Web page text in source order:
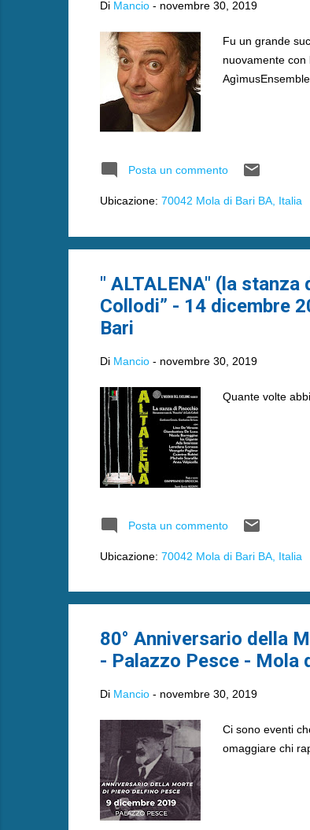
Di Mancio - novembre 30, 2019
Fu un grande
nuovamente con
AgìmusEnsemble .
Posta un commento
Ubicazione: 70042 Mola di Bari BA, Italia
" ALTALENA" (la
Collodi” - 14 dicembre
Bari
Di Mancio - novembre 30, 2019
Quante volte
Posta un commento
Ubicazione: 70042 Mola di Bari BA, Italia
80° Anniversario della
- Palazzo Pesce - Mola
Di Mancio - novembre 30, 2019
Ci sono eventi
omaggiare chi